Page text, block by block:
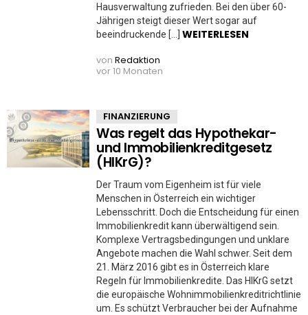
Hausverwaltung zufrieden. Bei den über 60-
Jährigen steigt dieser Wert sogar auf
beeindruckende […] WEITERLESEN
von Redaktion
vor 10 Monaten
FINANZIERUNG
Was regelt das Hypothekar-
und Immobilienkreditgesetz
(HIKrG)?
Der Traum vom Eigenheim ist für viele
Menschen in Österreich ein wichtiger
Lebensschritt. Doch die Entscheidung für einen
Immobilienkredit kann überwältigend sein.
Komplexe Vertragsbedingungen und unklare
Angebote machen die Wahl schwer. Seit dem
21. März 2016 gibt es in Österreich klare
Regeln für Immobilienkredite. Das HIKrG setzt
die europäische Wohnimmobilienkreditrichtlinie
um. Es schützt Verbraucher bei der Aufnahme